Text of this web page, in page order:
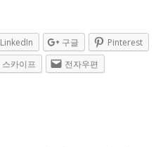
LinkedIn 구글
Pinterest
스카이프
전자우편